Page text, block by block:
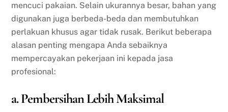
mencuci pakaian. Selain ukurannya besar, bahan yang
digunakan juga berbeda-beda dan membutuhkan
perlakuan khusus agar tidak rusak. Berikut beberapa
alasan penting mengapa Anda sebaiknya
mempercayakan pekerjaan ini kepada jasa
profesional:
a. Pembersihan Lebih Maksimal